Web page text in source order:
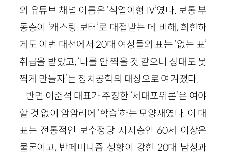
의 유튜브 채널 이름은 ‘석열이형TV’였다. 보통 부
동층이 ‘캐스팅 보터’로 대접받는 데 비해, 희한하
게도 이번 대선에서 20대 여성들의 표는 ‘없는 표’
취급을 받았고, ‘나를 안 찍을 것 같으니 상대도 못
찍게 만들자’는 정치공학의 대상으로 여겨졌다.
반면 이준석 대표가 주장한 ‘세대포위론’은 여야
할 것 없이 암암리에 ‘학습’하는 모양새였다. 이 대
표는 전통적인 보수정당 지지층인 60세 이상은
물론이고, 반페미니즘 성향이 강한 20대 남성과